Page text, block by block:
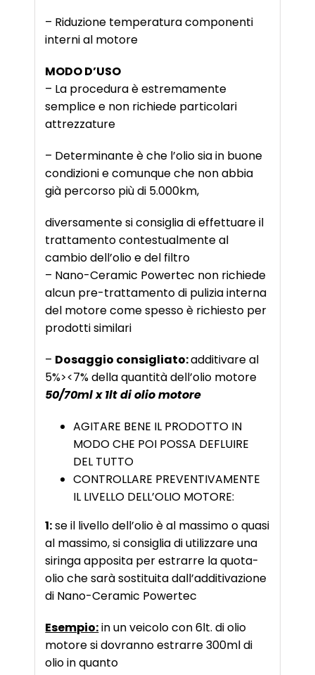
– Riduzione temperatura componenti
interni al motore
MODO D’USO
– La procedura è estremamente
semplice e non richiede particolari
attrezzature
– Determinante è che l’olio sia in buone
condizioni e comunque che non abbia
già percorso più di 5.000km,
diversamente si consiglia di effettuare il
trattamento contestualmente al
cambio dell’olio e del filtro
– Nano-Ceramic Powertec non richiede
alcun pre-trattamento di pulizia interna
del motore come spesso è richiesto per
prodotti similari
– Dosaggio consigliato:additivare al
5%><7% della quantità dell’olio motore
50/70ml x 1lt di olio motore
AGITARE BENE IL PRODOTTO IN
MODO CHE POI POSSA DEFLUIRE
DEL TUTTO
CONTROLLARE PREVENTIVAMENTE
IL LIVELLO DELL’OLIO MOTORE:
1:se il livello dell’olio è al massimo o quasi
al massimo, si consiglia di utilizzare una
siringa apposita per estrarre la quota-
olio che sarà sostituita dall’additivazione
di Nano-Ceramic Powertec
Esempio:in un veicolo con 6lt. di olio
motore si dovranno estrarre 300ml di
olio in quanto